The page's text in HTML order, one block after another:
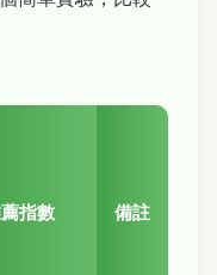
指數 備註